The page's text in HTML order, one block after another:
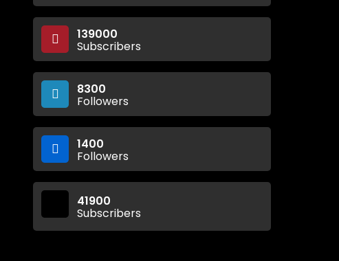
139000
Subscribers
8300
Followers
1400
Followers
41900
Subscribers